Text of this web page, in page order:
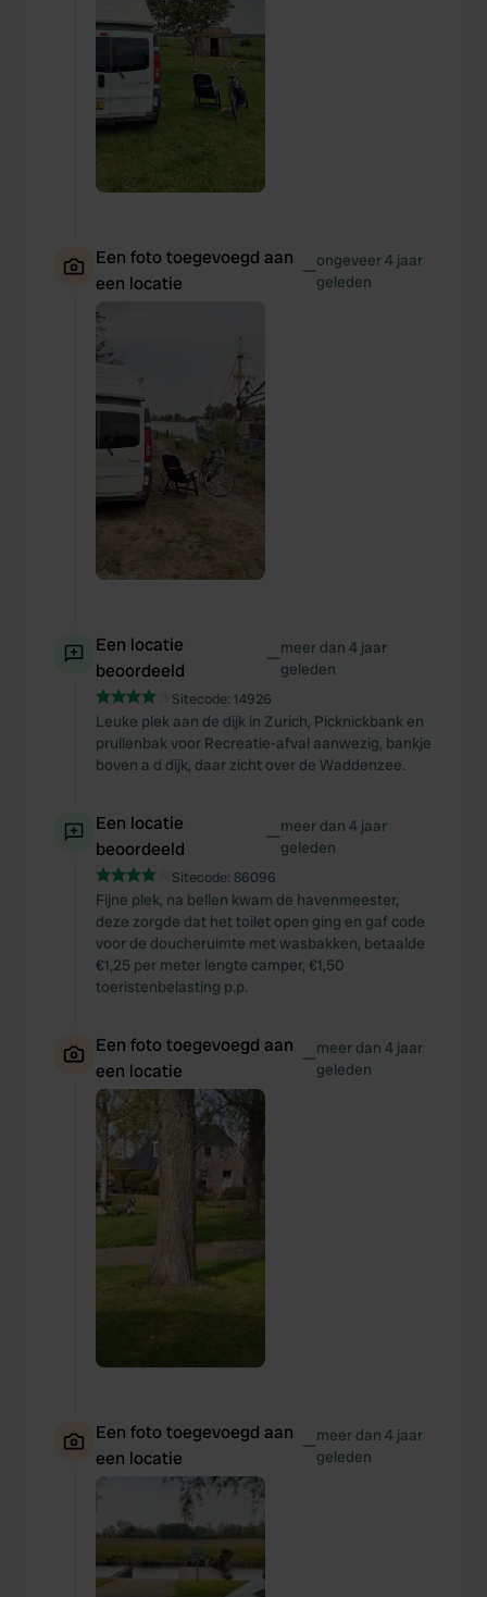
Een foto toegevoegd aan
een locatie
—ongeveer 4 jaar
geleden
Een locatie
beoordeeld
—meer dan 4 jaar
geleden
Sitecode: 14926
Leuke plek aan de dijk in Zurich, Picknickbank en
prullenbak voor Recreatie-afval aanwezig, bankje
boven a d dijk, daar zicht over de Waddenzee.
Een locatie
beoordeeld
—meer dan 4 jaar
geleden
Sitecode: 86096
Fijne plek, na bellen kwam de havenmeester,
deze zorgde dat het toilet open ging en gaf code
voor de doucheruimte met wasbakken, betaalde
€1,25 per meter lengte camper, €1,50
toeristenbelasting p.p.
Een foto toegevoegd aan
een locatie
—meer dan 4 jaar
geleden
Een foto toegevoegd aan
een locatie
—meer dan 4 jaar
geleden